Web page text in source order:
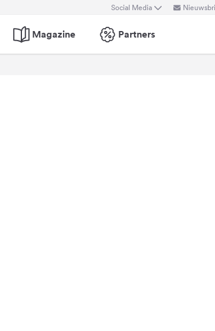
Social Media
Magazine Partners